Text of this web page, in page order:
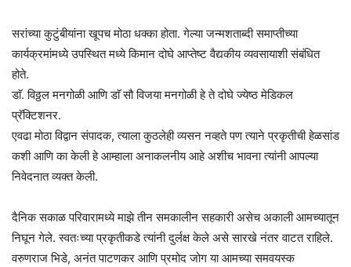
सरांच्या कुटुंबीयांना खूपच मोठा धक्का होता. गेल्या जन्मशताब्दी समाप्तीच्या
कार्यक्रमांमध्ये उपस्थित मध्ये किमान दोघे आप्तेष्ट वैद्यकीय व्यवसायाशी संबंधित
होते.
डाॅ. विठ्ठल मनगोळी आणि डाॅ सौ विजया मनगोळी हे ते दोघे ज्येष्ठ मेडिकल
प्रॅक्टिशनर.
एवढा मोठा विद्वान संपादक, त्याला कुठलेही व्यसन नव्हते पण त्याने प्रकृतीची हेळसांड
कशी आणि का केली हे आम्हाला अनाकलनीय आहे अशीच भावना त्यांनी आपल्या
निवेदनात व्यक्त केली.
दैनिक सकाळ परिवारामध्ये माझे तीन समकालीन सहकारी असेच अकाली आमच्यातून
निघून गेले. स्वतःच्या प्रकृतीकडे त्यांनी दुर्लक्ष केले असे सारखे नंतर वाटत राहिले.
वरुणराज भिडे, अनंत पाटणकर आणि प्रमोद जोग या आमच्या समवयस्क